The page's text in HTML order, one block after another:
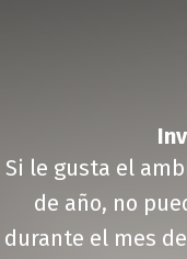
Si le gusta el
de año, no
durante el mes